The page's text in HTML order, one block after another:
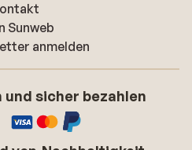
Sunweb
anmelden
und sicher bezahlen